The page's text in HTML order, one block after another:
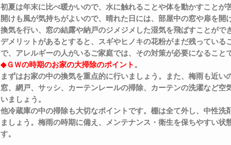
初夏は年末に比べ暖かいので、水に触れることや体を動かすことが
開けも風が気持ちがよいので、晴れた日には、部屋中の窓や扉を開
換気を行い、窓の結露や納戸のジメジメした湿気を飛ばすことがで
デメリットがあるとすると、スギやヒノキの花粉がまだ残っている
で、アレルギーの人がいるご家庭では、その対策が必要になること
◆ＧＷの時期のお家の大掃除のポイント 。
まずはお家の中の換気を重点的に行いましょう。また、梅雨も近い
窓、網戸、サッシ、カーテンレールの掃除、カーテンの洗濯など空
いましょう。
他冷蔵庫の中の掃除も大切なポイントです。棚は全て外し、中性洗
ましょう。梅雨の時期に備え、メンテナンス・衛生を保ちやすい状
す。